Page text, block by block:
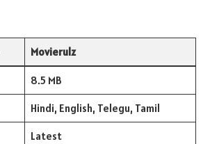
Movierulz
8.5 MB
Hindi, English, Telegu, Tamil
Latest